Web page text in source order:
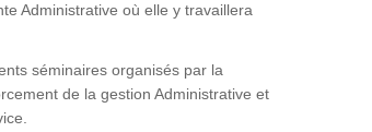
Administrative où elle y travaillera
séminaires organisés par la
de la gestion Administrative et